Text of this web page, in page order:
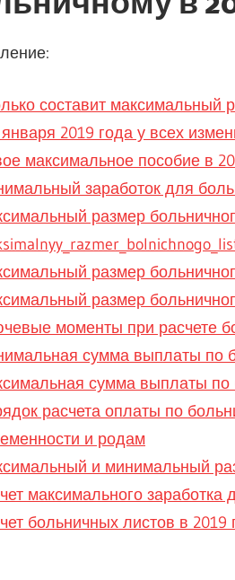
составит максимальный
2019 года у всех
максимальное пособие в
заработок для
размер
размер
размер
моменты при расчете
сумма выплаты по
сумма выплаты по
расчета оплаты по
и родам
и минимальный
максимального заработка
больничных листов в